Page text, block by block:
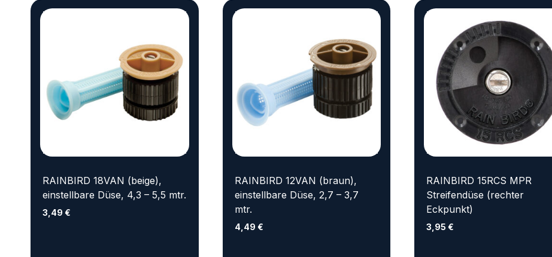
RAINBIRD 18VAN (beige),
einstellbare Düse, 4,3 – 5,5 mtr.
3,49 €
RAINBIRD 12VAN (braun),
einstellbare Düse, 2,7 – 3,7
mtr.
4,49 €
RAINBIRD 15RCS MPR
Streifendüse (rechter
Eckpunkt)
3,95 €